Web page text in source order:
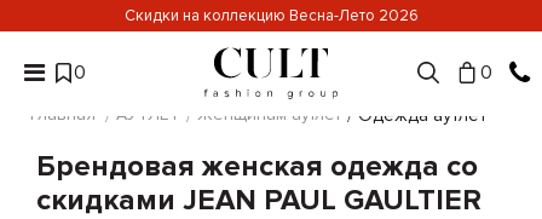
Скидки на коллекцию Весна-Лето 2026
0 0
Главная АУТЛЕТ Женщинам аутлет Одежда аутлет
Брендовая женская одежда со
скидками JEAN PAUL GAULTIER